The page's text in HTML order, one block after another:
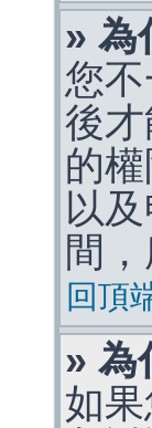
» 為
您
後
的
以
間
回頂
» 為
如